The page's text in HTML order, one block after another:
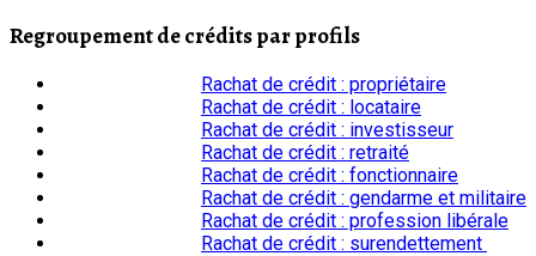
Regroupement de crédits par profils
Rachat de crédit : propriétaire
Rachat de crédit : locataire
Rachat de crédit : investisseur
Rachat de crédit : retraité
Rachat de crédit : fonctionnaire
Rachat de crédit : gendarme et militaire
Rachat de crédit : profession libérale
Rachat de crédit : surendettement